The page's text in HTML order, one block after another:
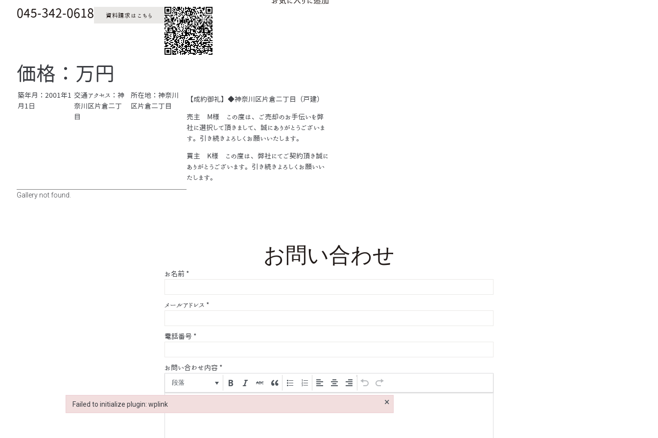
045-342-0618 資料請求はこちら
価格：万円
築年月：2001年1
月1日
交通アクセス：神
奈川区片倉二丁
目
所在地：神奈川
区片倉二丁目
【成約御礼】◆神奈川区片倉二丁目（戸建）
売主 M様 この度は、ご売却のお手伝いを弊
社に選択して頂きまして、誠にありがとうございま
す。引き続きよろしくお願いいたします。
買主 K様 この度は、弊社にてご契約頂き誠に
ありがとうございます。引き続きよろしくお願いい
たします。
Gallery not found.
お問い合わせ
お名前 *
メールアドレス *
電話番号 *
お問い合わせ内容 *
段落
Failed to initialize plugin: wplink ×
Failed to initialize plugin: wplink